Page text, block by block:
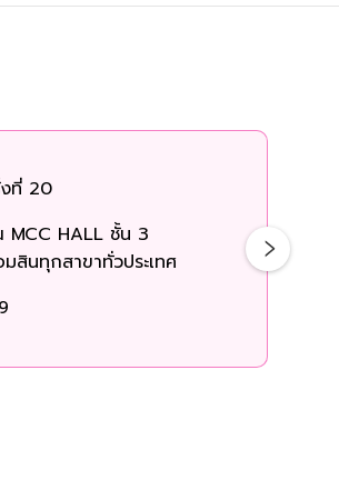
งที่ 20
HALL ชั้น 3
มสินทุกสาขาทั่วประเทศ